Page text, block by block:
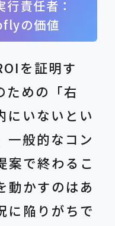
行責任者：
の価値
を証明す
ための「右
にいないとい
一般的なコン
案で終わるこ
動かすのはあ
に陥りがちで